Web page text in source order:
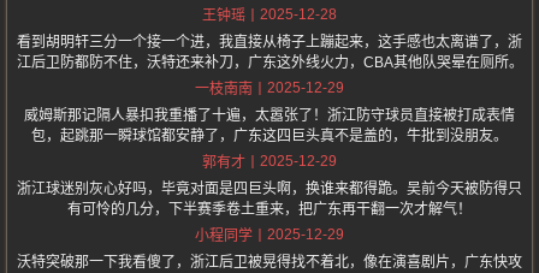
王钟瑶
2025-12-28
看到胡明轩三分一个接一个进，我直接从椅子上蹦起来，这手感也太离谱了，浙
江后卫防都防不住，沃特还来补刀，广东这外线火力，CBA其他队哭晕在厕所。
一枝南南
2025-12-29
威姆斯那记隔人暴扣我重播了十遍，太嚣张了！浙江防守球员直接被打成表情
包，起跳那一瞬球馆都安静了，广东这四巨头真不是盖的，牛批到没朋友。
郭有才
2025-12-29
浙江球迷别灰心好吗，毕竟对面是四巨头啊，换谁来都得跪。吴前今天被防得只
有可怜的几分，下半赛季卷土重来，把广东再干翻一次才解气！
小程同学
2025-12-29
沃特突破那一下我看傻了，浙江后卫被晃得找不着北，像在演喜剧片，广东快攻